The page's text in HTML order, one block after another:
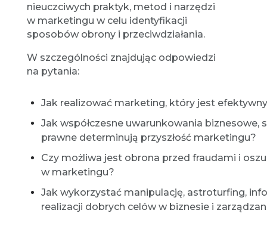
nieuczciwych praktyk, metod i narzędzi
w marketingu w celu identyfikacji
sposobów obrony i przeciwdziałania.
W szczególności znajdując odpowiedzi
na pytania:
Jak realizować marketing, który jest
Jak współczesne uwarunkowania biznesowe,
prawne determinują przyszłość marketingu?
Czy możliwa jest obrona przed fraudami i
w marketingu?
Jak wykorzystać manipulację, astroturfing,
realizacji dobrych celów w biznesie i